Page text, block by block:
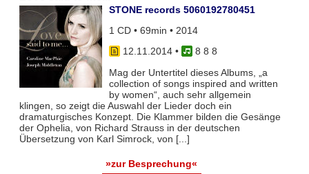
STONE records 5060192780451
1 CD • 69min • 2014
12.11.2014•
8 8 8
Mag der Untertitel dieses Albums, „a
collection of songs inspired and written
by women“, auch sehr allgemein
klingen, so zeigt die Auswahl der Lieder doch ein
dramaturgisches Konzept. Die Klammer bilden die Gesänge
der Ophelia, von Richard Strauss in der deutschen
Übersetzung von Karl Simrock, von [...]
»zur Besprechung«